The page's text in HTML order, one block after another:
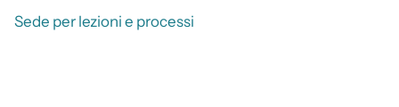
Sede per lezioni e processi